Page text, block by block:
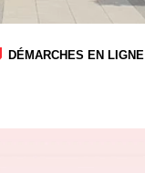
DÉMARCHES EN LIGNE